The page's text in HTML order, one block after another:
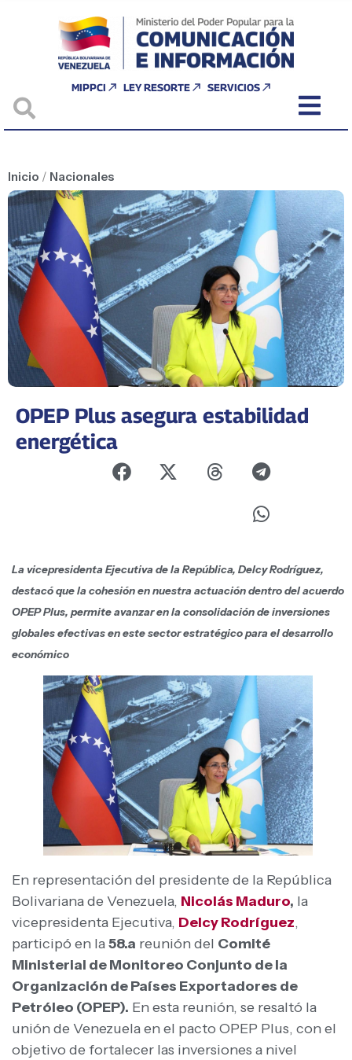
MIPPCI LEY RESORTE SERVICIOS
Inicio / Nacionales
OPEP Plus asegura estabilidad
energética
La vicepresidenta Ejecutiva de la República, Delcy Rodríguez,
destacó que la cohesión en nuestra actuación dentro del acuerdo
OPEP Plus, permite avanzar en la consolidación de inversiones
globales efectivas en este sector estratégico para el desarrollo
económico
En representación del presidente de la República
Bolivariana de Venezuela, Nicolás Maduro, la
vicepresidenta Ejecutiva, Delcy Rodríguez,
participó en la58.a reunión del Comité
Ministerial de Monitoreo Conjunto de la
Organización de Países Exportadores de
Petróleo (OPEP). En esta reunión, se resaltó la
unión de Venezuela en el pacto OPEP Plus, con el
objetivo de fortalecer las inversiones a nivel